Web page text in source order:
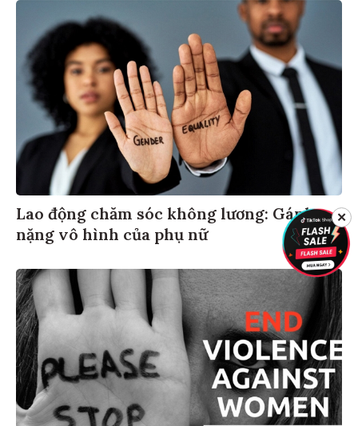
Lao động chăm sóc không lương: Gánh
nặng vô hình của phụ nữ
✕